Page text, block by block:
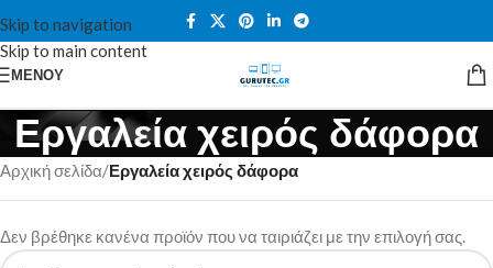
Skip to navigation
Skip to main content
ΜΕΝΟΎ
Εργαλεία χειρός δάφορα
Αρχική σελίδα/Εργαλεία χειρός δάφορα
Δεν βρέθηκε κανένα προϊόν που να ταιριάζει με την επιλογή σας.